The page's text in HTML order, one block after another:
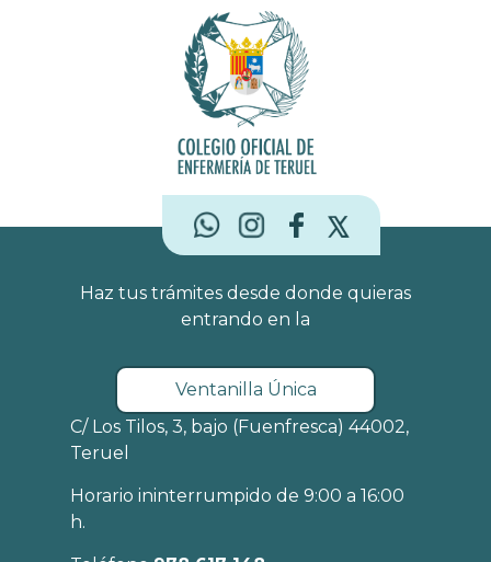
Haz tus trámites desde donde quieras
entrando en la
Ventanilla Única
C/ Los Tilos, 3, bajo (Fuenfresca) 44002,
Teruel
Horario ininterrumpido de 9:00 a 16:00
h.